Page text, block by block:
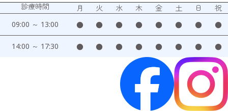
診療時間
月 火 水 木 金 土 日 祝
09:00 ～ 13:00 ● ● ● ● ● ● ● ●
14:00 ～ 17:30 ● ● ● ● ● ● ● ●